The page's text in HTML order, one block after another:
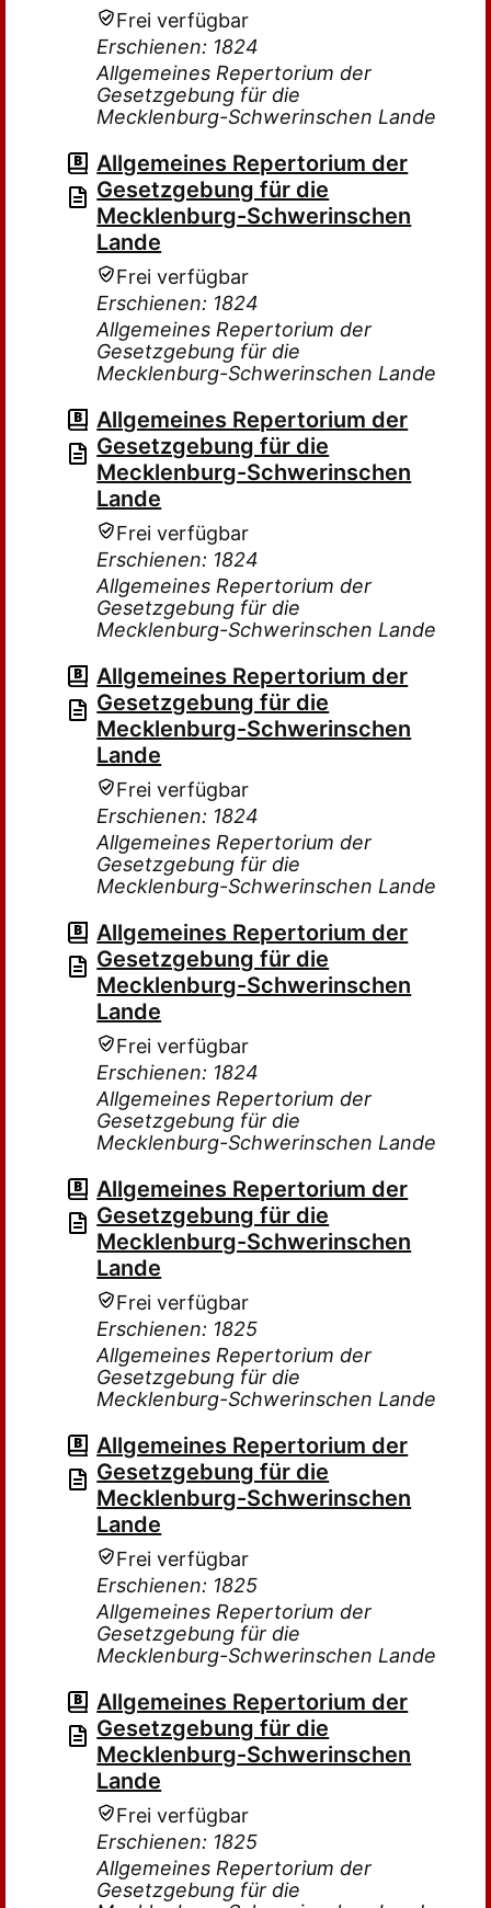
Frei verfügbar
Erschienen: 1824
Allgemeines Repertorium der
Gesetzgebung für die
Mecklenburg-Schwerinschen Lande
Allgemeines Repertorium der
Gesetzgebung für die
Mecklenburg-Schwerinschen
Lande
Frei verfügbar
Erschienen: 1824
Allgemeines Repertorium der
Gesetzgebung für die
Mecklenburg-Schwerinschen Lande
Allgemeines Repertorium der
Gesetzgebung für die
Mecklenburg-Schwerinschen
Lande
Frei verfügbar
Erschienen: 1824
Allgemeines Repertorium der
Gesetzgebung für die
Mecklenburg-Schwerinschen Lande
Allgemeines Repertorium der
Gesetzgebung für die
Mecklenburg-Schwerinschen
Lande
Frei verfügbar
Erschienen: 1824
Allgemeines Repertorium der
Gesetzgebung für die
Mecklenburg-Schwerinschen Lande
Allgemeines Repertorium der
Gesetzgebung für die
Mecklenburg-Schwerinschen
Lande
Frei verfügbar
Erschienen: 1824
Allgemeines Repertorium der
Gesetzgebung für die
Mecklenburg-Schwerinschen Lande
Allgemeines Repertorium der
Gesetzgebung für die
Mecklenburg-Schwerinschen
Lande
Frei verfügbar
Erschienen: 1825
Allgemeines Repertorium der
Gesetzgebung für die
Mecklenburg-Schwerinschen Lande
Allgemeines Repertorium der
Gesetzgebung für die
Mecklenburg-Schwerinschen
Lande
Frei verfügbar
Erschienen: 1825
Allgemeines Repertorium der
Gesetzgebung für die
Mecklenburg-Schwerinschen Lande
Allgemeines Repertorium der
Gesetzgebung für die
Mecklenburg-Schwerinschen
Lande
Frei verfügbar
Erschienen: 1825
Allgemeines Repertorium der
Gesetzgebung für die